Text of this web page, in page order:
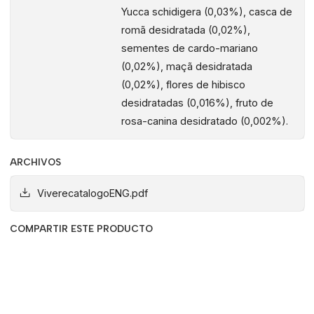
✔ Antioxidantes Naturais
Fórmula completa para uso diário.
Ingredientes funcionais para saúde contínua.
Porque escolher esta ração de frango para cães?
Elevada palatabilidade
Yucca schidigera (0,03%), casca de
romã desidratada (0,02%),
sementes de cardo-mariano
(0,02%), maçã desidratada
(0,02%), flores de hibisco
desidratadas (0,016%), fruto de
rosa-canina desidratado (0,002%).
ARCHIVOS
ViverecatalogoENG.pdf
COMPARTIR ESTE PRODUCTO